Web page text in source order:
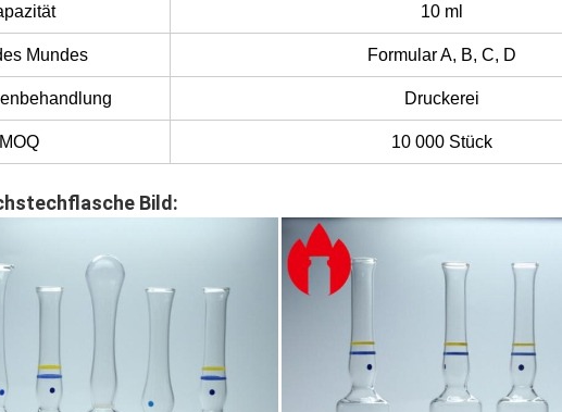
10 ml
Mundes Formular A, B, C, D
Druckerei
MOQ 10 000 Stück
Bild: